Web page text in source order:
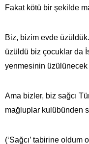
Fakat kötü bir şekilde
Biz, bizim evde
üzüldü biz çocuklar da
yenmesinin
Ama bizler, biz sağcı
mağluplar kulübünden
(‘Sağcı’ tabirine oldum